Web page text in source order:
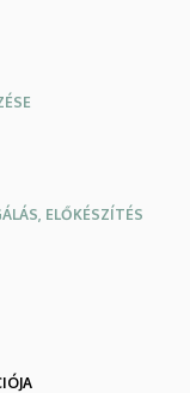
ELŐKÉSZÍTÉS